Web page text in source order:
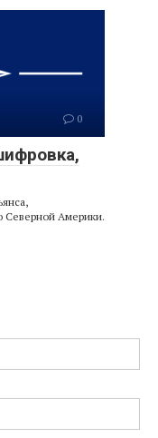
0
Северной Америки.